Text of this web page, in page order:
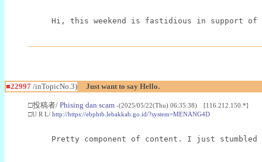
Hi, this weekend is fastidious in support of
■22997 /inTopicNo.3) Just want to say Hello.
□投稿者/ Phising dan scam -(2025/05/22(Thu) 06:35:38) [116.212.150.*]
□U R L/ http://https://ebphtb.lebakkab.go.id/?system=MENANG4D
Pretty component of content. I just